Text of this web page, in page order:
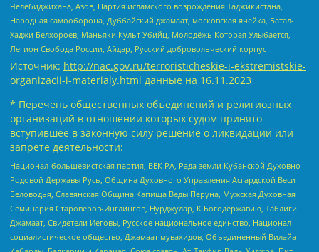
Челебиджихана, Азов, Партия исламского возрождения Таджикистана,
Народная самооборона, Дуббайский джамаат, московская ячейка, Батал-
Хаджи Белхороев, Маньяки Культ Убийц, Молодёжь Которая Улыбается,
Легион Свобода России, Айдар, Русский добровольческий корпус
Источник: http://nac.gov.ru/terroristicheskie-i-ekstremistskie-
organizacii-i-materialy.html данные на 16.11.2023
* Перечень общественных объединений и религиозных
организаций в отношении которых судом принято
вступившее в законную силу решение о ликвидации или
запрете деятельности:
Национал-большевистская партия, ВЕК РА, Рада земли Кубанской Духовно
Родовой Державы Русь, Община Духовного Управления Асгардской Веси
Беловодья, Славянская Община Капища Веды Перуна, Мужская Духовная
Семинария Староверов-Инглингов, Нурджулар, К Богодержавию, Таблиги
Джамаат, Свидетели Иеговы, Русское национальное единство, Национал-
социалистическое общество, Джамаат мувахидов, Объединенный Вилайат